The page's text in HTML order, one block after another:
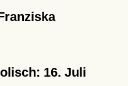
16. Juli